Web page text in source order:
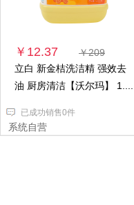
￥12.37
￥209
立白 新金桔洗洁精 强效去
油 厨房清洁【沃尔玛】 1....
已成功销售0件
系统自营